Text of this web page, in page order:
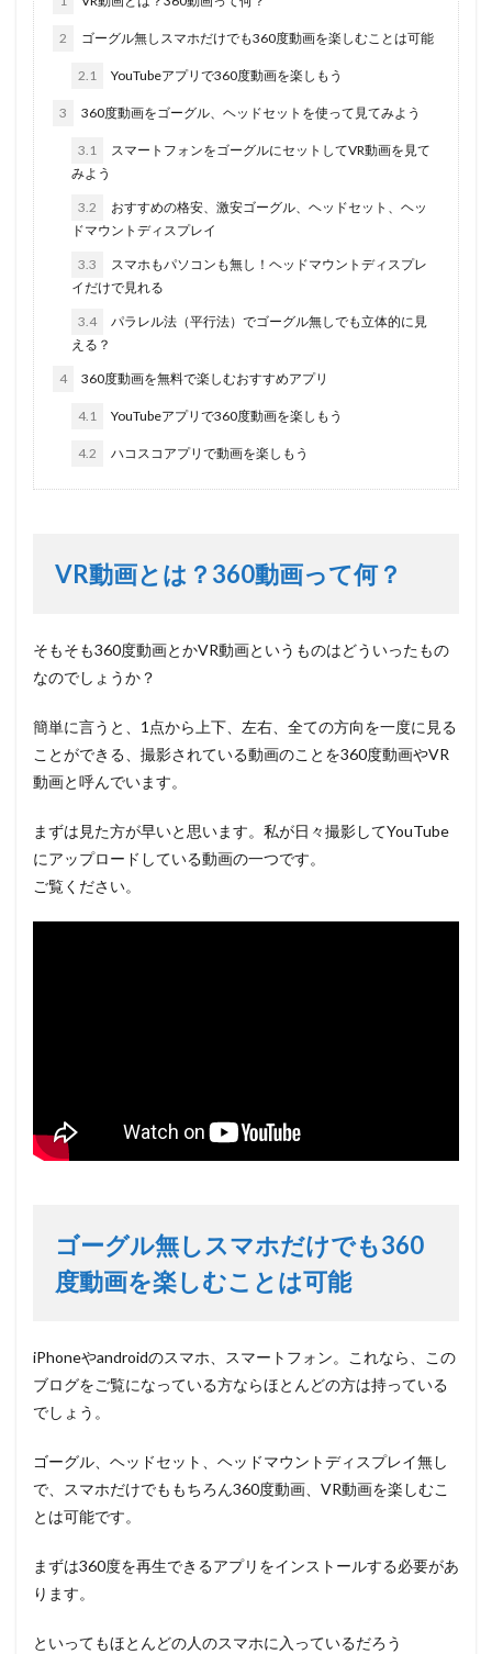
2 ゴーグル無しスマホだけでも360度動画を楽しむことは可能
2.1 YouTubeアプリで360度動画を楽しもう
3 360度動画をゴーグル、ヘッドセットを使って見てみよう
3.1
スマートフォンをゴーグルにセットしてVR動画を見て
みよう
3.2
おすすめの格安、激安ゴーグル、ヘッドセット、ヘッ
ドマウントディスプレイ
3.3
スマホもパソコンも無し！ヘッドマウントディスプレ
イだけで見れる
3.4
パラレル法（平行法）でゴーグル無しでも立体的に見
える？
4 360度動画を無料で楽しむおすすめアプリ
4.1 YouTubeアプリで360度動画を楽しもう
4.2 ハコスコアプリで動画を楽しもう
VR動画とは？360動画って何？
そもそも360度動画とかVR動画というものはどういったもの
なのでしょうか？
簡単に言うと、1点から上下、左右、全ての方向を一度に見る
ことができる、撮影されている動画のことを360度動画やVR
動画と呼んでいます。
まずは見た方が早いと思います。私が日々撮影してYouTube
にアップロードしている動画の一つです。
ご覧ください。
ゴーグル無しスマホだけでも360
度動画を楽しむことは可能
iPhoneやandroidのスマホ、スマートフォン。これなら、この
ブログをご覧になっている方ならほとんどの方は持っている
でしょう。
ゴーグル、ヘッドセット、ヘッドマウントディスプレイ無し
で、スマホだけでももちろん360度動画、VR動画を楽しむこ
とは可能です。
まずは360度を再生できるアプリをインストールする必要があ
ります。
といってもほとんどの人のスマホに入っているだろう